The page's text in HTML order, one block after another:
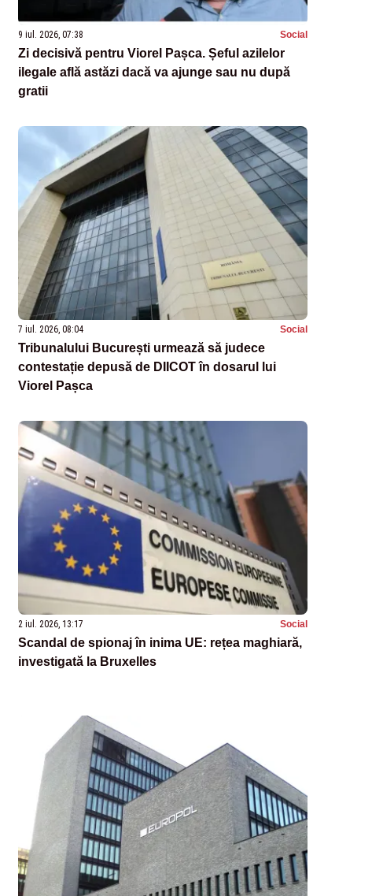
9 iul. 2026, 07:38 Social
Zi decisivă pentru Viorel Pașca. Șeful azilelor
ilegale află astăzi dacă va ajunge sau nu după
gratii
7 iul. 2026, 08:04 Social
Tribunalului București urmează să judece
contestație depusă de DIICOT în dosarul lui
Viorel Pașca
2 iul. 2026, 13:17 Social
Scandal de spionaj în inima UE: rețea maghiară,
investigată la Bruxelles